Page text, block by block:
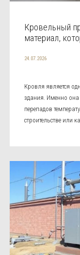
Кровельный
материал,
24.07.2026
Кровля является
здания. Именно она
перепадов
строительстве или